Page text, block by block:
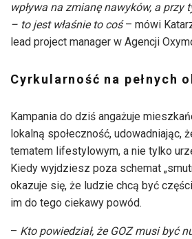
wpływa na zmianę nawyków, a przy
– to jest właśnie to coś– mówi
lead project manager w Agencji
Cyrkularność na pełnych
Kampania do dziś angażuje
lokalną społeczność, udowadniając,
tematem lifestylowym, a nie tylko
Kiedy wyjdziesz poza schemat
okazuje się, że ludzie chcą być
im do tego ciekawy powód.
– Kto powiedział, że GOZ musi być